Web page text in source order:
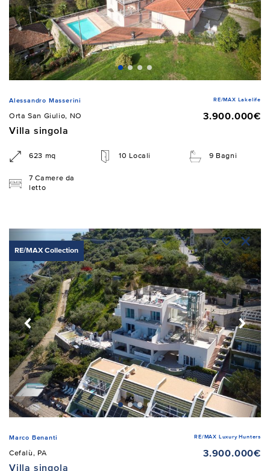
Alessandro Masserini RE/MAX Lakelife
Orta San Giulio, NO
3.900.000€
Villa singola
623 mq 10 Locali 9 Bagni
7 Camere da
letto
RE/MAX Collection
Marco Benanti RE/MAX Luxury Hunters
Cefalù, PA
3.900.000€
Villa singola